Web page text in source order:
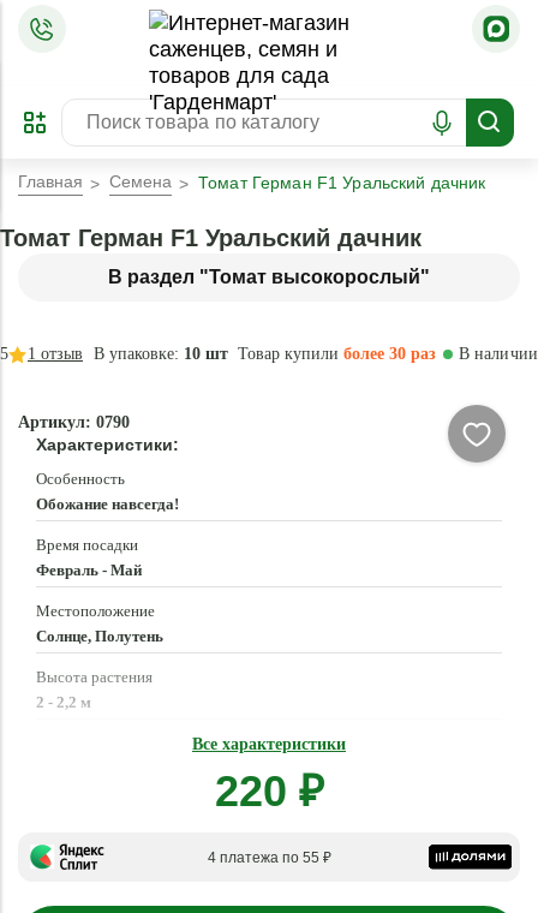
ПРЕДЗАКАЗ
ЗАБРОНИРОВАТЬ
ЛУЧШЕЕ
Главная Семена Томат Герман F1 Уральский дачник
В раздел "Томат высокорослый"
Томат Герман F1 Уральский дачник
В упаковке: 10 шт Товар купилиболее 30 раз
5 1 отзыв В наличии
Артикул: 0790
Характеристики:
Особенность
Обожание навсегда!
Время посадки
Февраль - Май
Местоположение
Солнце, Полутень
Высота растения
2 - 2,2 м
Все характеристики
220 ₽
4 платежа по 55 ₽